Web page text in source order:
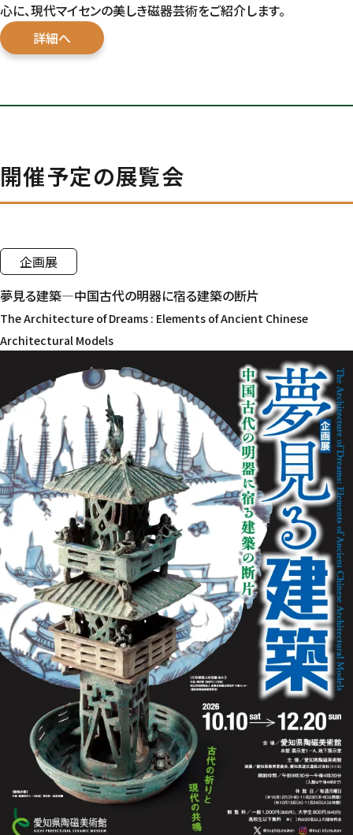
心に、現代マイセンの美しき磁器芸術をご紹介します。
詳細へ
開催予定の展覧会
企画展
夢見る建築―中国古代の明器に宿る建築の断片
The Architecture of Dreams : Elements of Ancient Chinese
Architectural Models